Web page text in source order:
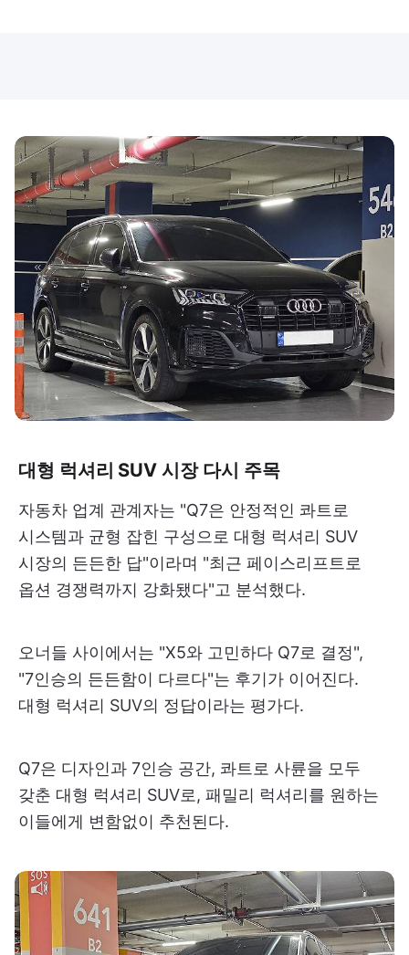
대형 럭셔리 SUV 시장 다시 주목
자동차 업계 관계자는 "Q7은 안정적인 콰트로
시스템과 균형 잡힌 구성으로 대형 럭셔리 SUV
시장의 든든한 답"이라며 "최근 페이스리프트로
옵션 경쟁력까지 강화됐다"고 분석했다.
오너들 사이에서는 "X5와 고민하다 Q7로 결정",
"7인승의 든든함이 다르다"는 후기가 이어진다.
대형 럭셔리 SUV의 정답이라는 평가다.
Q7은 디자인과 7인승 공간, 콰트로 사륜을 모두
갖춘 대형 럭셔리 SUV로, 패밀리 럭셔리를 원하는
이들에게 변함없이 추천된다.